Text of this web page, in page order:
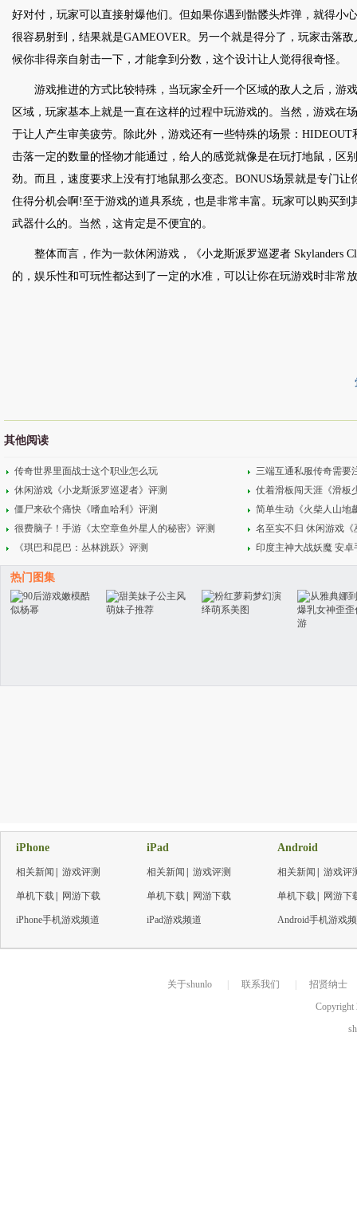
好对付，玩家可以直接射爆他们。但如果你遇到骷髅头炸弹，就得小
很容易射到，结果就是GAMEOVER。另一个就是得分了，玩家击落
候你非得亲自射击一下，才能拿到分数，这个设计让人觉得很奇怪。
游戏推进的方式比较特殊，当玩家全歼一个区域的敌人之后，游
区域，玩家基本上就是一直在这样的过程中玩游戏的。当然，游戏在
于让人产生审美疲劳。除此外，游戏还有一些特殊的场景：HIDEOUT
击落一定的数量的怪物才能通过，给人的感觉就像是在玩打地鼠，区
劲。而且，速度要求上没有打地鼠那么变态。BONUS场景就是专门让
住得分机会啊!至于游戏的道具系统，也是非常丰富。玩家可以购买到
武器什么的。当然，这肯定是不便宜的。
整体而言，作为一款休闲游戏，《小龙斯派罗巡逻者 Skylanders
的，娱乐性和可玩性都达到了一定的水准，可以让你在玩游戏时非常
其他阅读
传奇世界里面战士这个职业怎么玩
三端互通私服传奇需要
休闲游戏《小龙斯派罗巡逻者》评测
仗着滑板闯天涯《滑板
僵尸来砍个痛快《嗜血哈利》评测
简单生动《火柴人山地
很费脑子！手游《太空章鱼外星人的秘密》评测
名至实不归 休闲游戏
《琪巴和昆巴：丛林跳跃》评测
印度主神大战妖魔 安
热门图集
iPhone
相关新闻 游戏评测
单机下载 网游下载
iPhone手机游戏频道
iPad
相关新闻 游戏评测
单机下载 网游下载
iPad游戏频道
Android
相关新闻 游戏评
单机下载 网游下
Android手机游戏
关于shunlo 联系我们
招贤纳士
Copyright